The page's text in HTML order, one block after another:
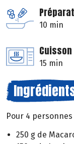
10 min
Cuisson
15 min
Pour 4 personnes
250 g de